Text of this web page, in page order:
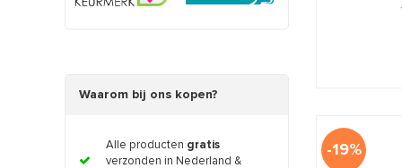
Stimuleren / Activator / Push Products
Waarom bij ons kopen?
Alle producten gratis
verzonden in Nederland &
-19%